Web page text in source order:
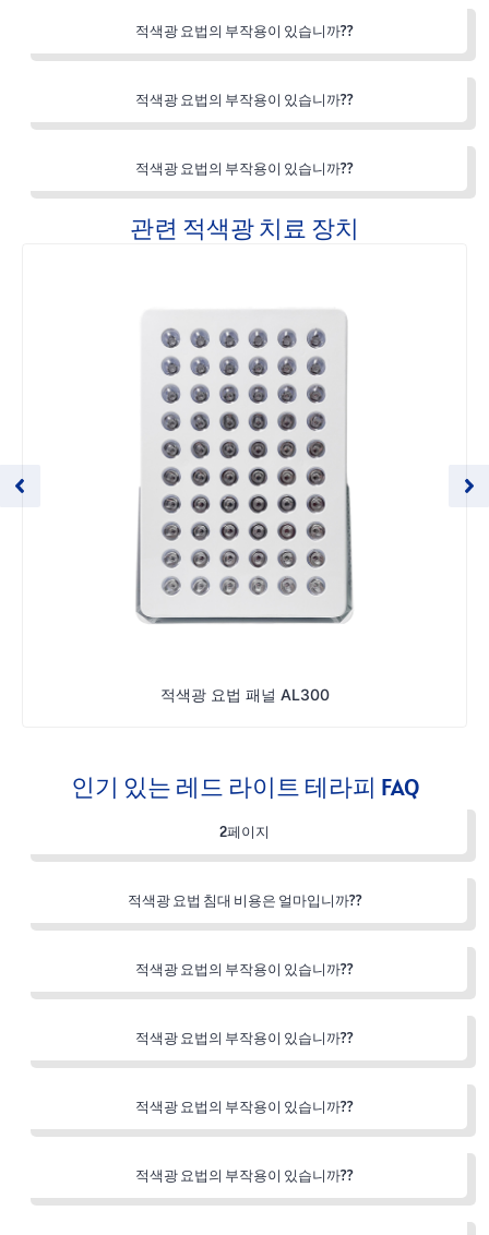
적색광 요법의 부작용이 있습니까??
적색광 요법의 부작용이 있습니까??
적색광 요법의 부작용이 있습니까??
관련 적색광 치료 장치
적색광 요법 패널 AL300
인기 있는 레드 라이트 테라피 FAQ
2페이지
적색광 요법 침대 비용은 얼마입니까??
적색광 요법의 부작용이 있습니까??
적색광 요법의 부작용이 있습니까??
적색광 요법의 부작용이 있습니까??
적색광 요법의 부작용이 있습니까??